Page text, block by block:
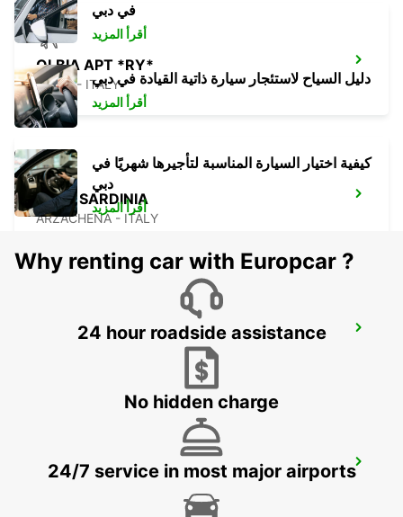
OLBIA APT *RY*
OLBIA - ITALY
BAJA SARDINIA
ARZACHENA - ITALY
PORTO CERVO
FIGARI AIRPORT_CORSICA
في دبي
أقرأ المزيد
دليل السياح لاستئجار سيارة ذاتية القيادة في دبي
أقرأ المزيد
كيفية اختيار السيارة المناسبة لتأجيرها شهريًا في
دبي
أقرأ المزيد
Why renting car with Europcar ?
24 hour roadside assistance
No hidden charge
24/7 service in most major airports